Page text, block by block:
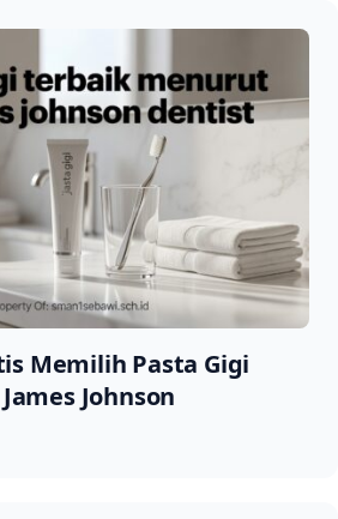
Memilih Pasta Gigi
Johnson